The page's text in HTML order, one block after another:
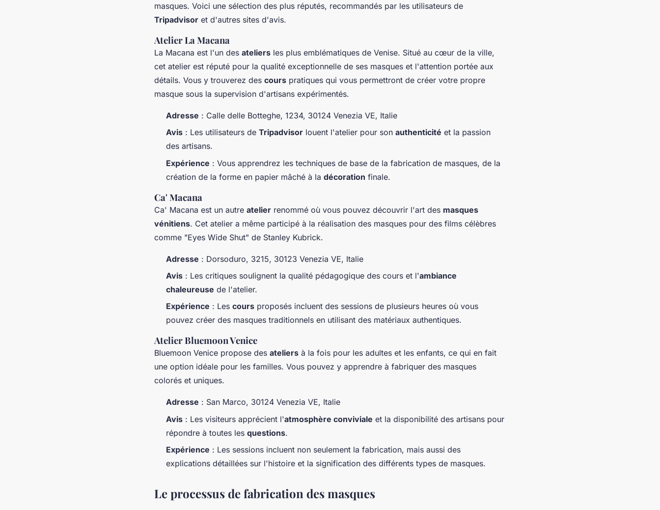
masques. Voici une sélection des plus réputés, recommandés par les utilisateurs de
Tripadvisor et d'autres sites d'avis.
Atelier La Macana
La Macana est l'un des ateliers les plus emblématiques de Venise. Situé au cœur de la ville,
cet atelier est réputé pour la qualité exceptionnelle de ses masques et l'attention portée aux
détails. Vous y trouverez des cours pratiques qui vous permettront de créer votre propre
masque sous la supervision d'artisans expérimentés.
Adresse : Calle delle Botteghe, 1234, 30124 Venezia VE, Italie
Avis : Les utilisateurs de Tripadvisor louent l'atelier pour son authenticité et la passion
des artisans.
Expérience : Vous apprendrez les techniques de base de la fabrication de masques, de la
création de la forme en papier mâché à la décoration finale.
Ca' Macana
Ca' Macana est un autre atelier renommé où vous pouvez découvrir l'art des masques
vénitiens. Cet atelier a même participé à la réalisation des masques pour des films célèbres
comme "Eyes Wide Shut" de Stanley Kubrick.
Adresse : Dorsoduro, 3215, 30123 Venezia VE, Italie
Avis : Les critiques soulignent la qualité pédagogique des cours et l'ambiance
chaleureuse de l'atelier.
Expérience : Les cours proposés incluent des sessions de plusieurs heures où vous
pouvez créer des masques traditionnels en utilisant des matériaux authentiques.
Atelier Bluemoon Venice
Bluemoon Venice propose des ateliers à la fois pour les adultes et les enfants, ce qui en fait
une option idéale pour les familles. Vous pouvez y apprendre à fabriquer des masques
colorés et uniques.
Adresse : San Marco, 30124 Venezia VE, Italie
Avis : Les visiteurs apprécient l'atmosphère conviviale et la disponibilité des artisans pour
répondre à toutes les questions.
Expérience : Les sessions incluent non seulement la fabrication, mais aussi des
explications détaillées sur l'histoire et la signification des différents types de masques.
Le processus de fabrication des masques